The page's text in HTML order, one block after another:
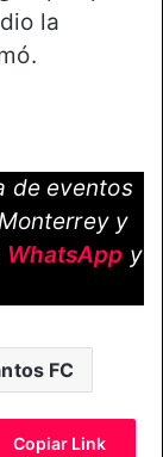
la
de eventos
y
WhatsApp y
FC
Copiar Link